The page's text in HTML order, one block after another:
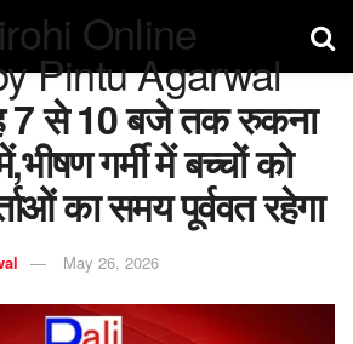
7 से 10 बजे तक रुकना
गर्मी में बच्चों को
का समय पूर्ववत रहेगा
May 26, 2026